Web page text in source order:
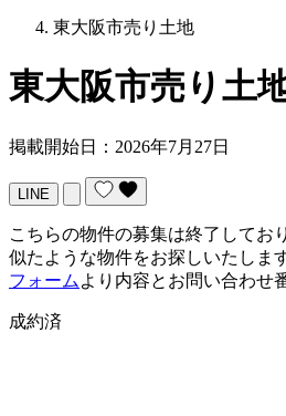
東大阪市売り土地
東大阪市売り土
掲載開始日：2026年7月27日
LINE
こちらの物件の募集は終了してお
似たような物件をお探しいたしま
フォーム より内容とお問い合わせ
成約済